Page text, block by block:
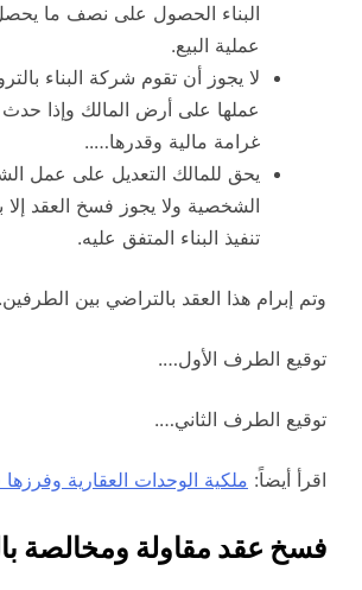
البناء الحصول على نصف ما
عملية البيع.
لا يجوز أن تقوم شركة البناء
عملها على أرض المالك وإذا
غرامة مالية وقدرها…..
يحق للمالك التعديل على عمل
الشخصية ولا يجوز فسخ العقد إلا
تنفيذ البناء المتفق عليه.
وتم إبرام هذا العقد بالتراضي بين الطرفين.
توقيع الطرف الأول….
توقيع الطرف الثاني….
اقرأ أيضاً: ملكية الوحدات العقارية
فسخ عقد مقاولة ومخالصة